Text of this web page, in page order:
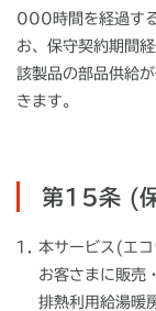
000時間を経過す
お、保守契約期間
該製品の部品供給
きます。
第15条 (
本サービス(エ
お客さまに販売
排熱利用給湯暖